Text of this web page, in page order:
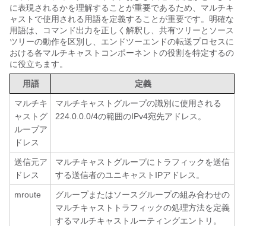
に表現されるかを理解することが重要であるため、マルチキ
ャストで使用される用語を定義することが重要です。明確な
用語は、コマンド出力を正しく解釈し、共有ツリーとソース
ツリーの動作を区別し、エンドツーエンドの転送プロセスに
おける各マルチキャストコンポーネントの役割を特定するの
に役立ちます。
用語 定義
マルチキ
ャストグ
ループア
ドレス
マルチキャストグループの識別に使用される
224.0.0.0/4の範囲のIPv4宛先アドレス。
送信元ア
ドレス
マルチキャストグループにトラフィックを送信
する送信者のユニキャストIPアドレス。
mroute
グループまたはソースグループの組み合わせの
マルチキャストトラフィックの処理方法を定義
するマルチキャストルーティングエントリ。